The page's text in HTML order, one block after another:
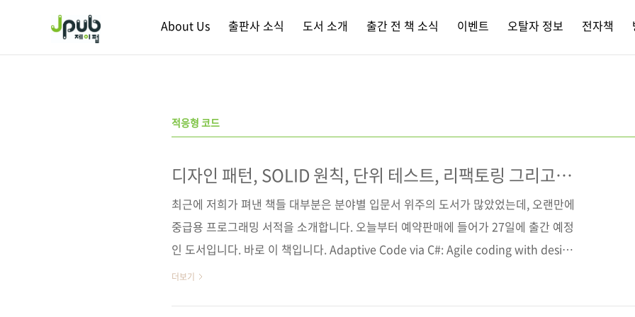
About Us 출판사 소식 도서 소개 출간 전 책 소식 이벤트 오탈자 정보 전자책
적응형 코드
디자인 패턴, SOLID 원칙, 단위 테스트, 리팩토링 그리고
애자일
최근에 저희가 펴낸 책들 대부분은 분야별 입문서 위주의 도서가 많았었는데, 오랜만에
중급용 프로그래밍 서적을 소개합니다. 오늘부터 예약판매에 들어가 27일에 출간 예정
인 도서입니다. 바로 이 책입니다. Adaptive Code via C#: Agile coding with design
patterns and SOLID principles .NET 프로그래밍 전문가이자 변화에 적응하는 코드
더보기